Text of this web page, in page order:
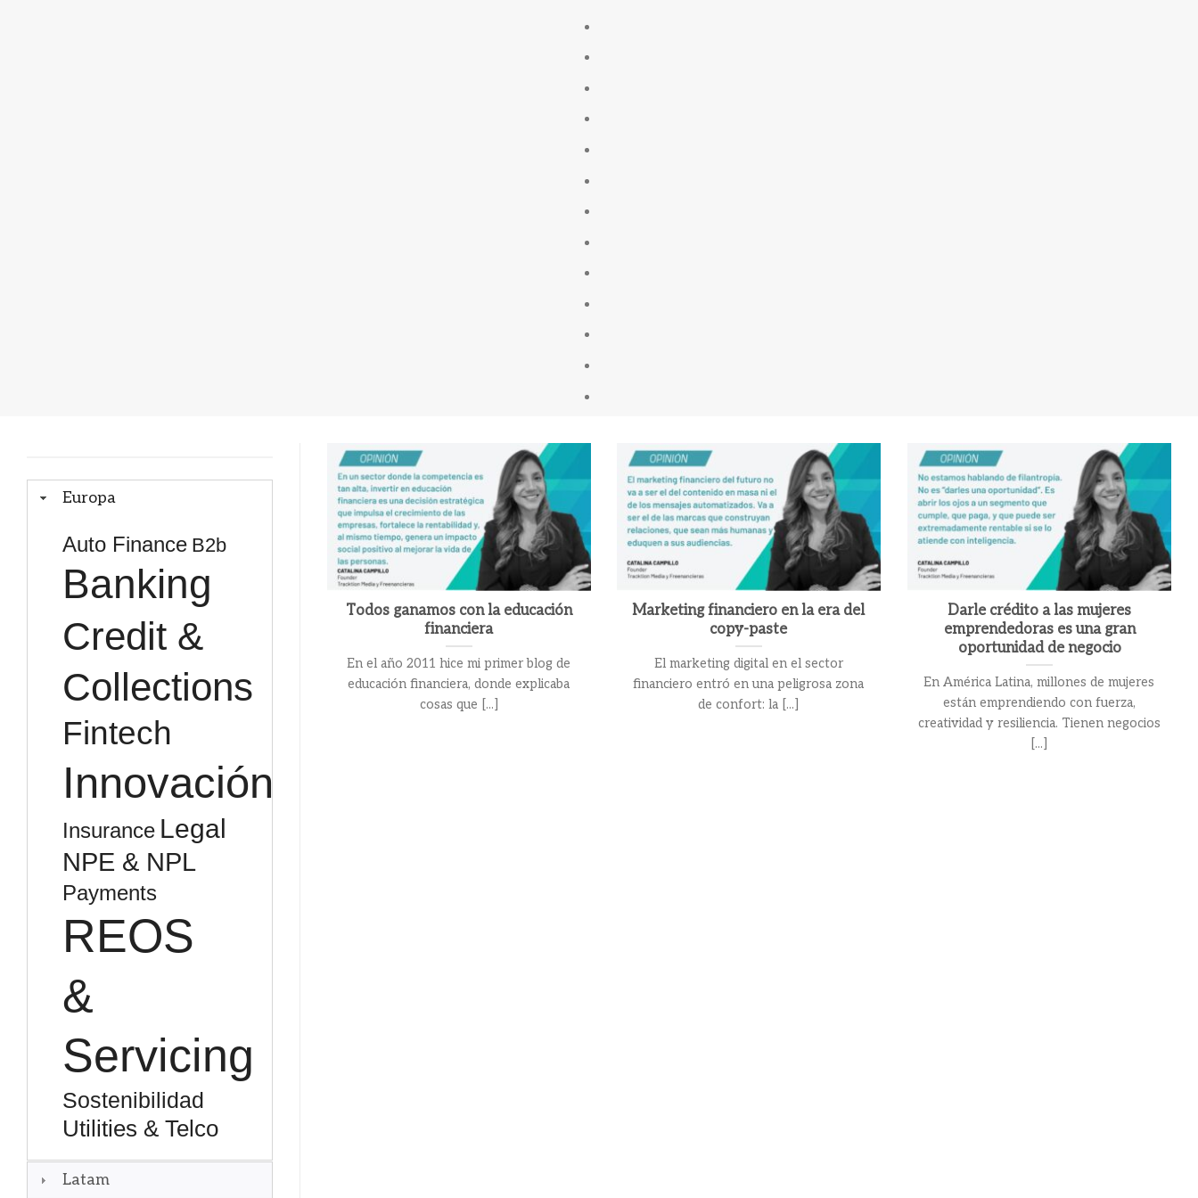
Europa
Auto Finance B2b
Banking
Credit &
Collections
Fintech
Innovación
Insurance Legal
NPE & NPL
Payments
REOS
&
Servicing
Sostenibilidad
Utilities & Telco
Latam
Todos ganamos con la educación
financiera
En el año 2011 hice mi primer blog de
educación financiera, donde explicaba
cosas que [...]
Marketing financiero en la era del
copy-paste
El marketing digital en el sector
financiero entró en una peligrosa zona
de confort: la [...]
Darle crédito a las mujeres
emprendedoras es una gran
oportunidad de negocio
En América Latina, millones de mujeres
están emprendiendo con fuerza,
creatividad y resiliencia. Tienen negocios
[...]